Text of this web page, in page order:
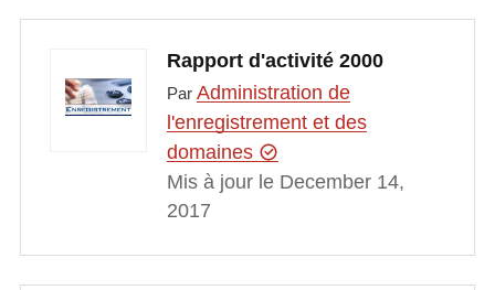
Rapport d'activité 2000
Par Administration de
l'enregistrement et des
domaines
Mis à jour le December 14,
2017